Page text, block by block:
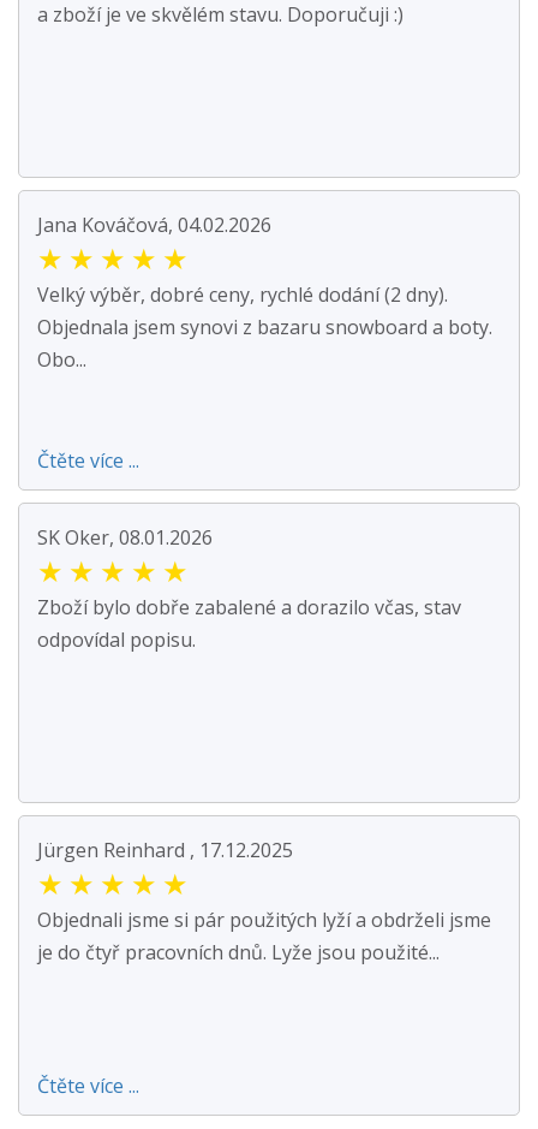
a zboží je ve skvělém stavu. Doporučuji :)
Jana Kováčová, 04.02.2026
★ ★ ★ ★ ★
Velký výběr, dobré ceny, rychlé dodání (2 dny).
Objednala jsem synovi z bazaru snowboard a boty.
Obo...
Čtěte více ...
SK Oker, 08.01.2026
★ ★ ★ ★ ★
Zboží bylo dobře zabalené a dorazilo včas, stav
odpovídal popisu.
Jürgen Reinhard , 17.12.2025
★ ★ ★ ★ ★
Objednali jsme si pár použitých lyží a obdrželi jsme
je do čtyř pracovních dnů. Lyže jsou použité...
Čtěte více ...